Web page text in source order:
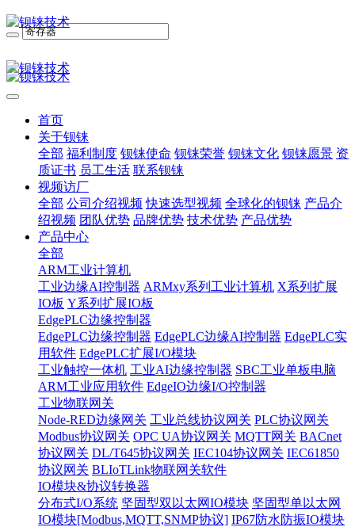
首页
关于钡铼
全部 福利制度 钡铼使命 钡铼荣誉 钡铼文化 钡铼愿景 资
质证书 员工生活 联系钡铼
视频访厂
全部 公司介绍视频 快速选型视频 全球化的钡铼 产品介
绍视频 团队优势 品牌优势 技术优势 产品优势
产品中心
全部
ARM工业计算机
工业边缘AI控制器 ARMxy系列工业计算机 X系列扩展
IO板 Y系列扩展IO板
EdgePLC边缘控制器
EdgePLC边缘控制器 EdgePLC边缘AI控制器 EdgePLC实
用软件 EdgePLC扩展I/O模块
工业触控一体机 工业AI边缘控制器 SBC工业单板电脑
ARM工业应用软件 EdgeIO边缘I/O控制器
工业物联网关
Node-RED边缘网关 工业总线协议网关 PLC协议网关
Modbus协议网关 OPC UA协议网关 MQTT网关 BACnet
协议网关 DL/T645协议网关 IEC104协议网关 IEC61850
协议网关 BLIoTLink物联网关软件
IO模块&协议转换器
分布式I/O系统 坚固型双以太网IO模块 坚固型单以太网
IO模块[Modbus,MQTT,SNMP协议] IP67防水防振IO模块